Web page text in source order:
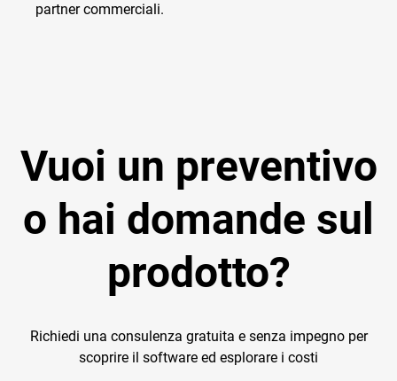
partner commerciali.
Vuoi un preventivo
o hai domande sul
prodotto?
Richiedi una consulenza gratuita e senza impegno per
scoprire il software ed esplorare i costi